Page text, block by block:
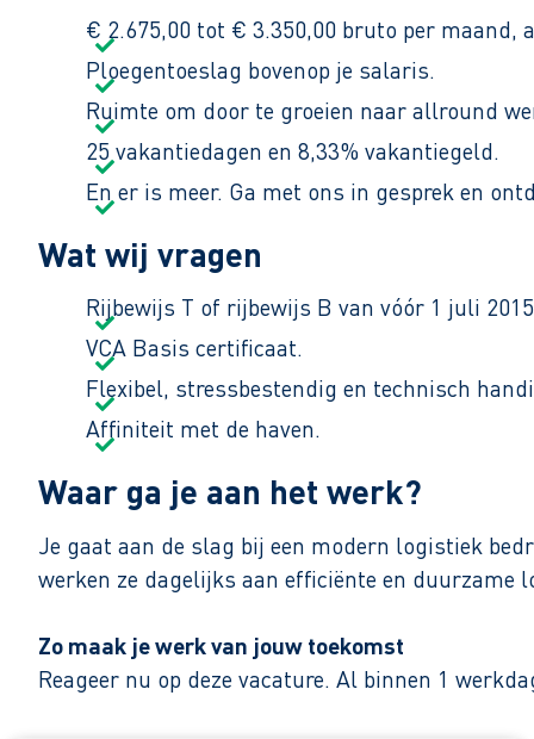
€ 2.675,00 tot € 3.350,00 bruto per
Ploegentoeslag bovenop je salaris.
Ruimte om door te groeien naar allround
25 vakantiedagen en 8,33% vakantiegeld.
En er is meer. Ga met ons in gesprek en
Wat wij vragen
Rijbewijs T of rijbewijs B van vóór 1 juli
VCA Basis certificaat.
Flexibel, stressbestendig en technisch
Affiniteit met de haven.
Waar ga je aan het werk?
Je gaat aan de slag bij een modern logistiek
werken ze dagelijks aan efficiënte en duurzame
Zo maak je werk van jouw toekomst
Reageer nu op deze vacature. Al binnen 1